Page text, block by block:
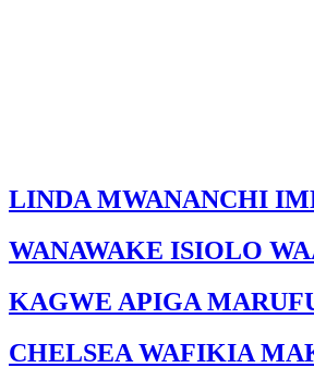
LINDA MWANANCHI
WANAWAKE ISIOLO
KAGWE APIGA
CHELSEA WAFIKIA